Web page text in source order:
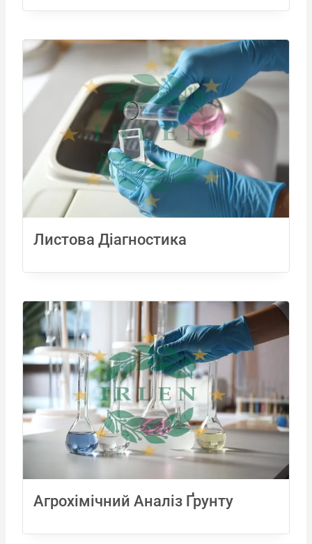
Листова Діагностика
Агрохімічний Аналіз Ґрунту